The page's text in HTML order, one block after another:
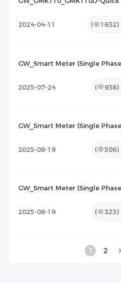
2024-04-11 ( 1632)
GW_Smart Meter (Single
2025-07-24 ( 938)
GW_Smart Meter (Single
2025-08-19 ( 506)
GW_Smart Meter (Single
2025-08-19 ( 323)
1 2